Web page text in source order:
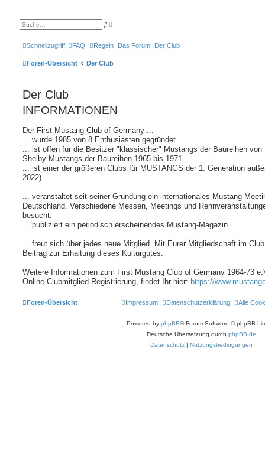
S
h
e i
e
r
h
e
Schnellzugriff FAQ Regeln Das Forum Der Club
Foren-Übersicht Der Club
Der Club
INFORMATIONEN
Der First Mustang Club of Germany ...
... wurde 1985 von 8 Enthusiasten gegründet.
... ist offen für die Besitzer "klassischer" Mustangs der Baureihen
Shelby Mustangs der Baureihen 1965 bis 1971.
... ist einer der größeren Clubs für MUSTANGS der 1. Generation
2022)
... veranstaltet seit seiner Gründung ein internationales Mustang
Deutschland. Verschiedene Messen, Meetings und
besucht.
... publiziert ein periodisch erscheinendes Mustang-Magazin.
... freut sich über jedes neue Mitglied. Mit Eurer Mitgliedschaft im
Beitrag zur Erhaltung dieses Kulturgutes.
Weitere Informationen zum First Mustang Club of Germany 1964-73
Online-Clubmitglied-Registrierung, findet Ihr hier: https://
Foren-Übersicht Alle
Datenschutzerklärung
Impressum
Powered by phpBB® Forum Software © phpBB
Deutsche Übersetzung durch phpBB.de
Datenschutz | Nutzungsbedingungen